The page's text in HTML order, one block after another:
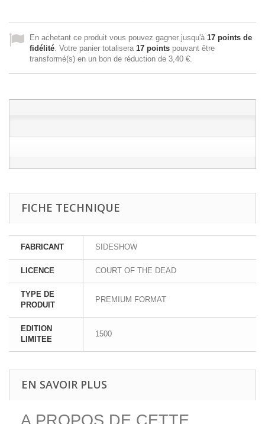
En achetant ce produit vous pouvez gagner jusqu'à 17 points de
fidélité . Votre panier totalisera 17 points pouvant être
transformé(s) en un bon de réduction de 3,40 €
FICHE TECHNIQUE
FABRICANT SIDESHOW
LICENCE COURT OF THE DEAD
TYPE DE
PRODUIT
PREMIUM FORMAT
EDITION
LIMITEE
1500
EN SAVOIR PLUS
A PROPOS DE CETTE